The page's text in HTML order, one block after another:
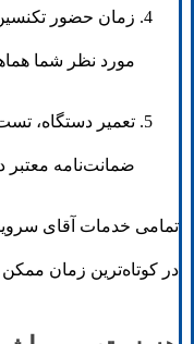
زمان حضور تکنسین
مورد نظر شما
تعمیر دستگاه،
ضمانت‌نامه معتبر
تمامی خدمات آقای
در کوتاه‌ترین زمان